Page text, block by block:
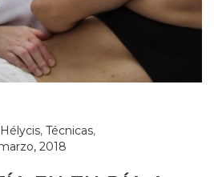
Hélycis, Técnicas,
2018